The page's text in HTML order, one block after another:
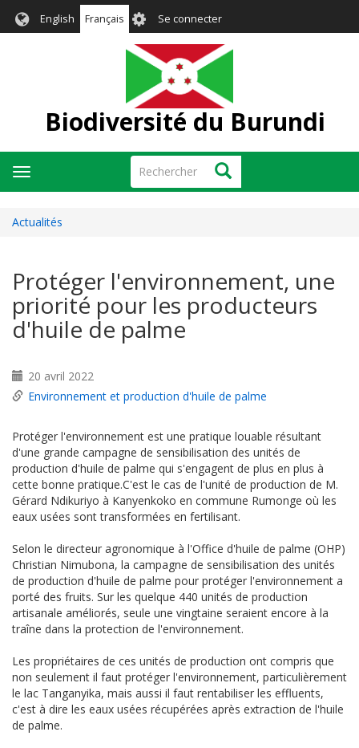
English Français User
account
menu
Se connecter
Biodiversité du Burundi
Rechercher Rechercher
Toggle
navigation
Actualités
Protéger l'environnement, une
priorité pour les producteurs
d'huile de palme
20 avril 2022
Environnement et production d'huile de palme
Protéger l'environnement est une pratique louable résultant
d'une grande campagne de sensibilisation des unités de
production d'huile de palme qui s'engagent de plus en plus à
cette bonne pratique.C'est le cas de l'unité de production de M.
Gérard Ndikuriyo à Kanyenkoko en commune Rumonge où les
eaux usées sont transformées en fertilisant.
Selon le directeur agronomique à l'Office d'huile de palme (OHP)
Christian Nimubona, la campagne de sensibilisation des unités
de production d'huile de palme pour protéger l'environnement a
porté des fruits. Sur les quelque 440 unités de production
artisanale améliorés, seule une vingtaine seraient encore à la
traîne dans la protection de l'environnement.
Les propriétaires de ces unités de production ont compris que
non seulement il faut protéger l'environnement, particulièrement
le lac Tanganyika, mais aussi il faut rentabiliser les effluents,
c'est à dire les eaux usées récupérées après extraction de l'huile
de palme.